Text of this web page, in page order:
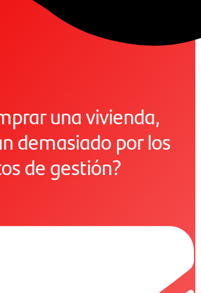
una vivienda,
demasiado por los
de gestión?